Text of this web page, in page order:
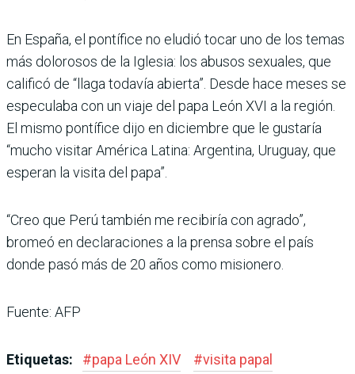
En España, el pontífice no eludió tocar uno de los temas
más dolorosos de la Iglesia: los abusos sexuales, que
calificó de “llaga todavía abierta”. Desde hace meses se
especulaba con un viaje del papa León XVI a la región.
El mismo pontífice dijo en diciembre que le gustaría
“mucho visitar América Latina: Argentina, Uruguay, que
esperan la visita del papa”.
“Creo que Perú también me recibiría con agrado”,
bromeó en declaraciones a la prensa sobre el país
donde pasó más de 20 años como misionero.
Fuente: AFP
Etiquetas: #papa León XIV #visita papal